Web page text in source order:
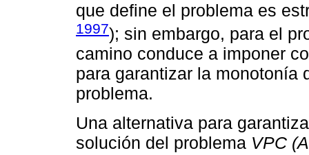
que define el problema es
1997); sin embargo, para el
camino conduce a imponer
para garantizar la monotonía
problema.
Una alternativa para
solución del problema VPC